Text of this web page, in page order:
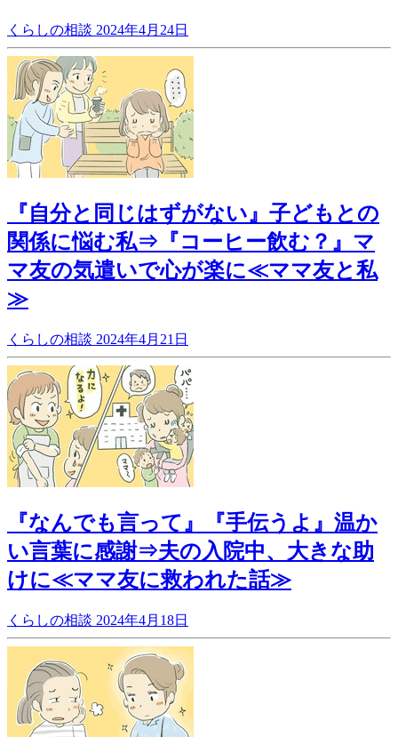
くらしの相談 2024年4月24日
『自分と同じはずがない』子どもとの
関係に悩む私⇒『コーヒー飲む？』マ
マ友の気遣いで心が楽に≪ママ友と私
≫
くらしの相談 2024年4月21日
『なんでも言って』『手伝うよ』温か
い言葉に感謝⇒夫の入院中、大きな助
けに≪ママ友に救われた話≫
くらしの相談 2024年4月18日